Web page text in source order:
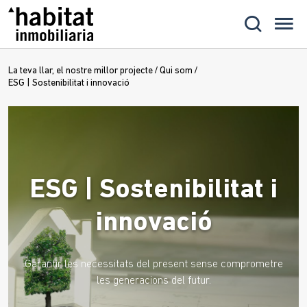
La teva llar, el nostre millor projecte / Qui som /
ESG | Sostenibilitat i innovació
ESG | Sostenibilitat i
innovació
Garantir les necessitats del present sense comprometre
les generacions del futur.